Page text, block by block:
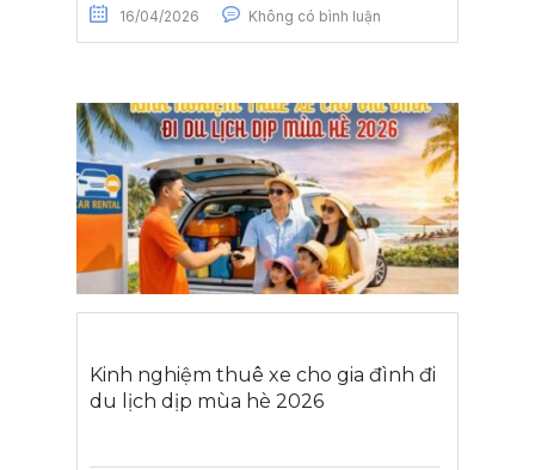
16/04/2026 Không có bình luận
Kinh nghiệm thuê xe cho gia đình đi
du lịch dịp mùa hè 2026